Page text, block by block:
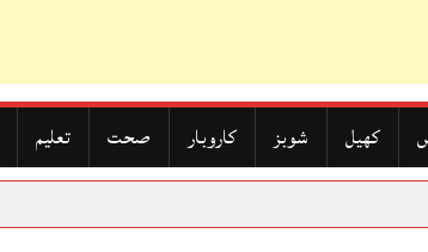
کھیل شوبز کاروبار صحت تعلیم